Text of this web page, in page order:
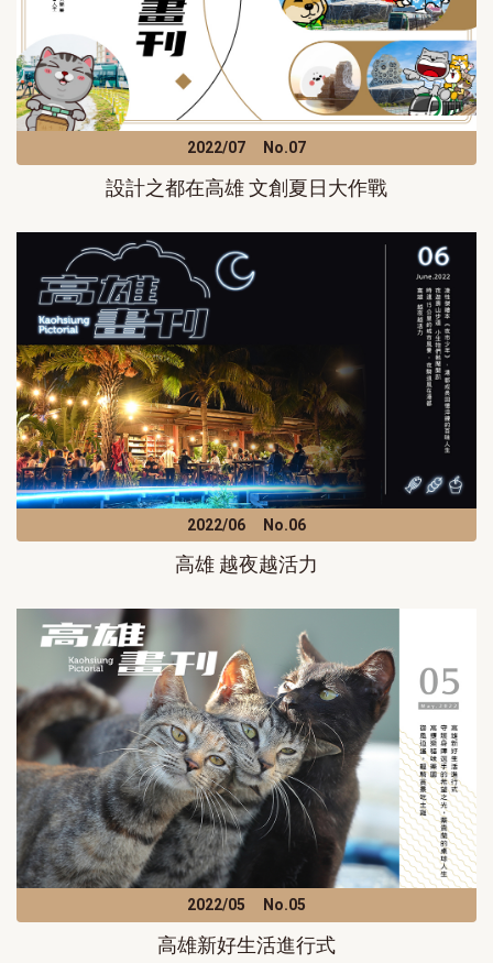
2022/07 No.07
設計之都在高雄 文創夏日大作戰
2022/06 No.06
高雄 越夜越活力
2022/05 No.05
高雄新好生活進行式